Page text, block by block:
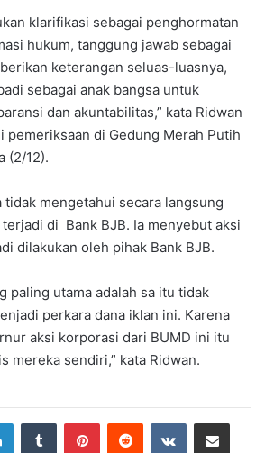
klarifikasi sebagai penghormatan
hukum, tanggung jawab sebagai
keterangan seluas-luasnya,
sebagai anak bangsa untuk
dan akuntabilitas,” kata Ridwan
pemeriksaan di Gedung Merah Putih
(2/12).
tidak mengetahui secara langsung
di Bank BJB. Ia menyebut aksi
dilakukan oleh pihak Bank BJB.
paling utama adalah sa itu tidak
perkara dana iklan ini. Karena
aksi korporasi dari BUMD ini itu
mereka sendiri,” kata Ridwan.
LinkedInTumblr PinterestReddit VKontakteShare via Email